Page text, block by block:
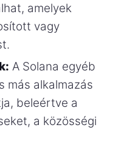
amelyek
vagy
A Solana egyéb
más alkalmazás
beleértve a
a közösségi